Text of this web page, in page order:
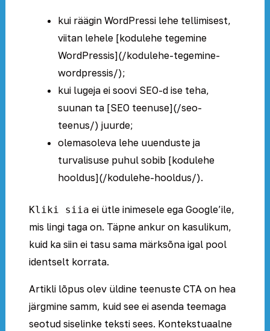
kui räägin WordPressi lehe tellimisest,
viitan lehele [kodulehe tegemine
WordPressis](/kodulehe-tegemine-
wordpressis/);
kui lugeja ei soovi SEO-d ise teha,
suunan ta [SEO teenuse](/seo-
teenus/) juurde;
olemasoleva lehe uuenduste ja
turvalisuse puhul sobib [kodulehe
hooldus](/kodulehe-hooldus/).
Kliki siia ei ütle inimesele ega Google’ile,
mis lingi taga on. Täpne ankur on kasulikum,
kuid ka siin ei tasu sama märksõna igal pool
identselt korrata.
Artikli lõpus olev üldine teenuste CTA on hea
järgmine samm, kuid see ei asenda teemaga
seotud siselinke teksti sees. Kontekstuaalne